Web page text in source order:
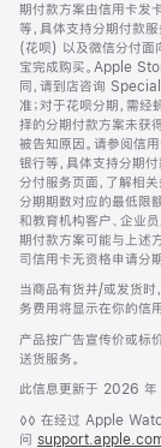
期付款方案由信用卡发
等，具体支持分期付款
(花呗) 以及微信分付面
宝完成购买。Apple
同，请到店咨询
准；对于花呗分期，需
择的分期付款方案未获
被告知原因。请参阅信
银行等，具体支持分期
分付服务页面，了解相
分期期数对应的最低限
和教育机构客户、企业
期付款方案可能与上述
司信用卡无资格申请分
当商品有货并/或发货时
务费用将显示在你的信
产品按广告宣传价或标
送货服务。
此信息更新于 2026 年
脚
注
◊◊ 在经过 Apple
问